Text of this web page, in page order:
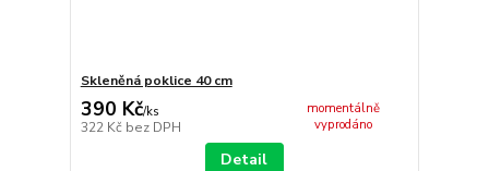
Skleněná poklice 40 cm
390 Kč/ks
322 Kč bez DPH
momentálně
vyprodáno
Detail